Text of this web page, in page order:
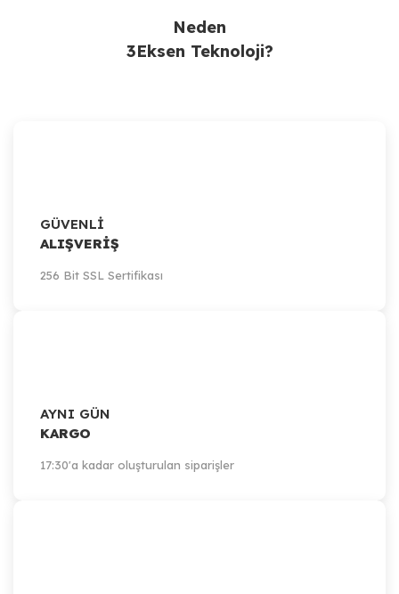
Neden
3Eksen Teknoloji?
GÜVENLİ
ALIŞVERİŞ
256 Bit SSL Sertifikası
AYNI GÜN
KARGO
17:30'a kadar oluşturulan siparişler